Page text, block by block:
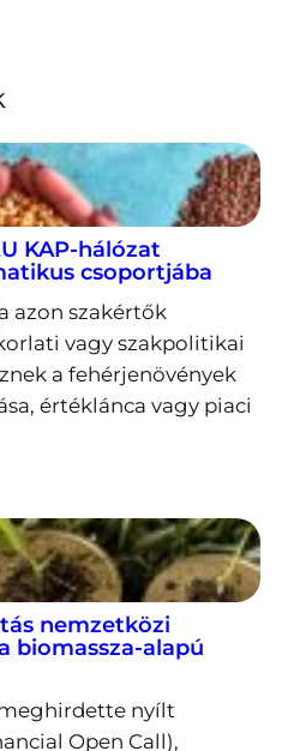
KAP-hálózat
csoportjába
azon szakértők
vagy szakpolitikai
a fehérjenövények
értéklánca vagy piaci
nemzetközi
biomassza-alapú
nyílt
Open Call),